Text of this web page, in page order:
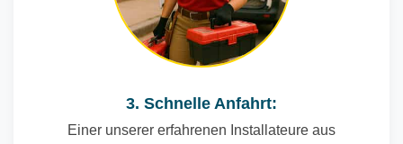
3. Schnelle Anfahrt:
Einer unserer erfahrenen Installateure aus